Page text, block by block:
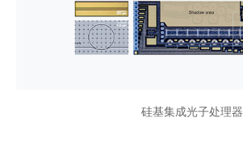
硅基集成光子处理器